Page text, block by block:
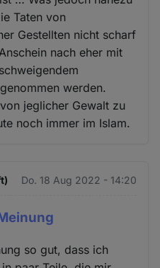
Taten von
Gestellten nicht scharf
nach eher mit
werden.
jeglicher Gewalt zu
noch immer im Islam.
Do. 18 Aug 2022 - 14:20
so gut, dass ich